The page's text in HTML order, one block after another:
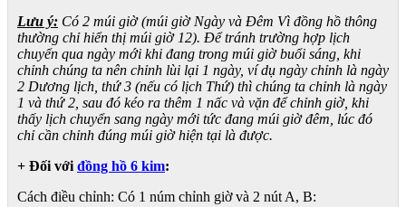
Lưu ý: Có 2 múi giờ (múi giờ Ngày và Đêm Vì đồng hồ thông
thường chỉ hiển thị múi giờ 12). Để tránh trường hợp lịch
chuyển qua ngày mới khi đang trong múi giờ buổi sáng, khi
chỉnh chúng ta nên chỉnh lùi lại 1 ngày, ví dụ ngày chỉnh là ngày
2 Dương lịch, thứ 3 (nếu có lịch Thứ) thì chúng ta chỉnh là ngày
1 và thứ 2, sau đó kéo ra thêm 1 nấc và vặn để chỉnh giờ, khi
thấy lịch chuyển sang ngày mới tức đang múi giờ đêm, lúc đó
chỉ cần chỉnh đúng múi giờ hiện tại là được.
+ Đối với đồng hồ 6 kim:
Cách điều chỉnh: Có 1 núm chỉnh giờ và 2 nút A, B: